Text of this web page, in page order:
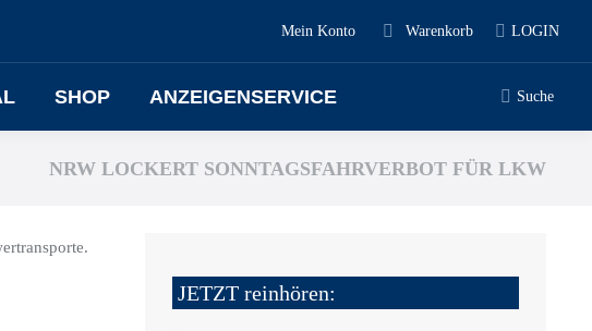
Mein Konto Warenkorb LOGIN
SHOP ANZEIGENSERVICE Suche
NRW LOCKERT SONNTAGSFAHRVERBOT FÜR LKW
JETZT reinhören: